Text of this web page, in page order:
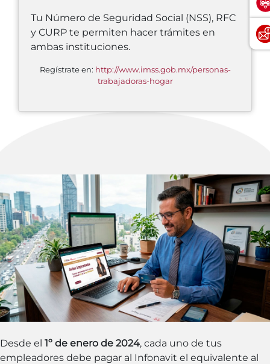
Tu Número de Seguridad Social (NSS), RFC
y CURP te permiten hacer trámites en
ambas instituciones.
Regístrate en: http://www.imss.gob.mx/personas-
trabajadoras-hogar
Desde el 1º de enero de 2024, cada uno de tus
empleadores debe pagar al Infonavit el equivalente al